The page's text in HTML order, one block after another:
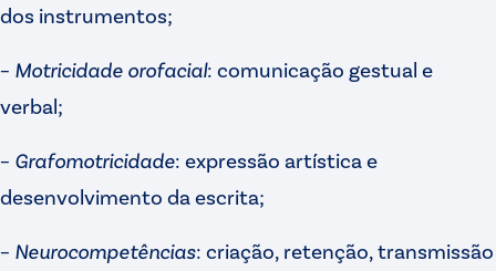
dos instrumentos;
– Motricidade orofacial: comunicação gestual e
verbal;
– Grafomotricidade: expressão artística e
desenvolvimento da escrita;
– Neurocompetências: criação, retenção, transmissão